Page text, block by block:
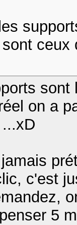
ceux
sont
on a
c'est
5